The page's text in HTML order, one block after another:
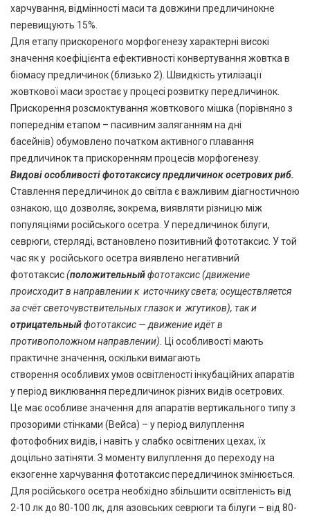
харчування, відмінності маси та довжини предличинокне
перевищують 15%.
Для етапу прискореного морфогенезу характерні високі
значення коефіцієнта ефективності конвертування жовтка в
біомасу предличинок (близько 2). Швидкість утилізації
жовткової маси зростає у процесі розвитку передличинок.
Прискорення розсмоктування жовткового мішка (порівняно з
попереднім етапом – пасивним заляганням на дні
басейнів) обумовлено початком активного плавання
предличинок та прискоренням процесів морфогенезу.
Видові особливості фототаксису предличинок осетрових риб.
Ставлення передличинок до світла є важливим діагностичною
ознакою, що дозволяє, зокрема, виявляти різницю між
популяціями російського осетра. У передличинок білуги,
севрюги, стерляді, встановлено позитивний фототаксис. У той
час як у російського осетра виявлено негативний
фототаксис(положительныйфототаксис (движение
происходит в направлении к источнику света; осуществляется
за счёт светочувствительных глазок и жгутиков), так и
отрицательныйфототаксис — движение идёт в
противоположном направлении). Ці особливості мають
практичне значення, оскільки вимагають
створення особливих умов освітленості інкубаційних апаратів
у період виклювання передличинок різних видів осетрових.
Це має особливе значення для апаратів вертикального типу з
прозорими стінками (Вейса) – у період вилуплення
фотофобних видів, і навіть у слабко освітлених цехах, їх
доцільно затіняти. З моменту вилуплення до переходу на
екзогенне харчування фототаксис передличинок змінюється.
Для російського осетра необхідно збільшити освітленість від
2-10 лк до 80-100 лк, для азовських севрюги та білуги – від 80-